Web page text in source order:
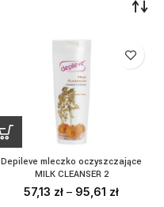
Depileve mleczko oczyszczające
MILK CLEANSER 2
57,13 zł – 95,61 zł